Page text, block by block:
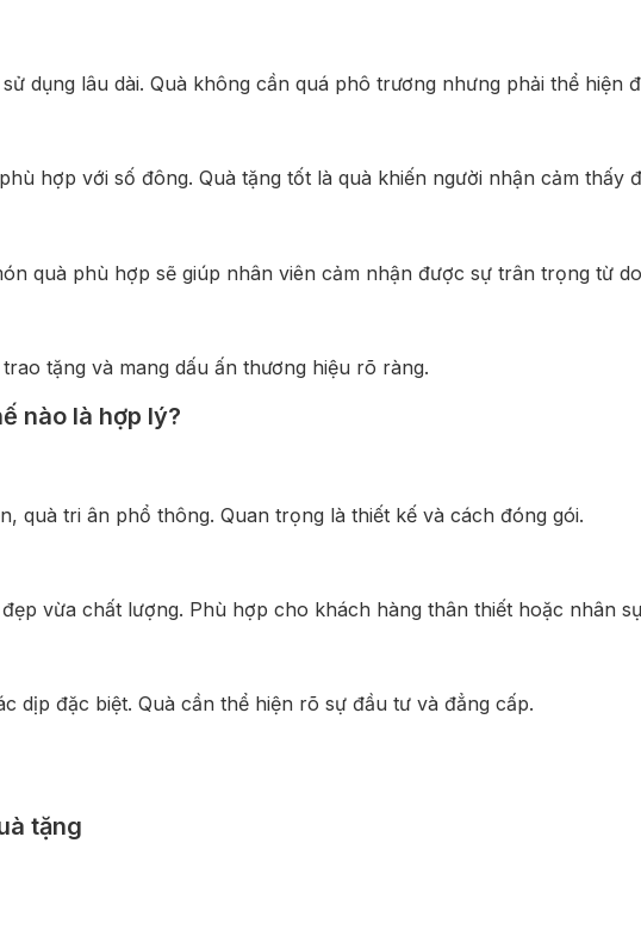
dụng lâu dài. Quà không cần quá phô trương nhưng phải thể hiện
hợp với số đông. Quà tặng tốt là quà khiến người nhận cảm thấy
quà phù hợp sẽ giúp nhân viên cảm nhận được sự trân trọng từ
tặng và mang dấu ấn thương hiệu rõ ràng.
nào là hợp lý?
quà tri ân phổ thông. Quan trọng là thiết kế và cách đóng gói.
vừa chất lượng. Phù hợp cho khách hàng thân thiết hoặc nhân
dịp đặc biệt. Quà cần thể hiện rõ sự đầu tư và đẳng cấp.
tặng